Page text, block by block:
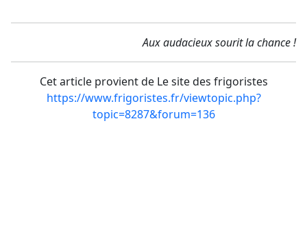
Aux audacieux sourit la chance !
Cet article provient de Le site des frigoristes
https://www.frigoristes.fr/viewtopic.php?
topic=8287&forum=136